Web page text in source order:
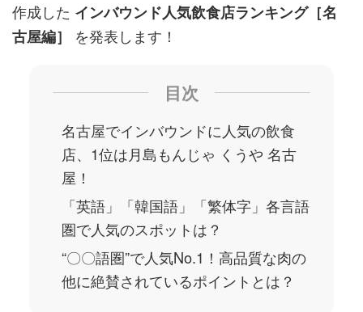
作成した インバウンド人気飲食店ランキング［名
古屋編］
を発表します！
目次
名古屋でインバウンドに人気の飲食
店、1位は月島もんじゃ くうや 名古
屋！
「英語」「韓国語」「繁体字」各言語
圏で人気のスポットは？
“〇〇語圏”で人気No.1！高品質な肉の
他に絶賛されているポイントとは？